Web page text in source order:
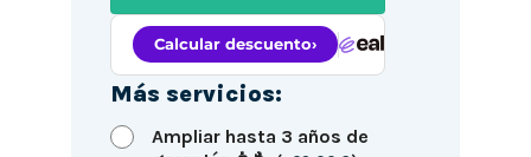
Más servicios:
Ampliar hasta 3 años de